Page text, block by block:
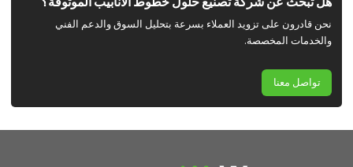
نحن قادرون على تزويد العملاء بسرعة بتحليل السوق والدعم الفني
والخدمات المخصصة.
تواصل معنا